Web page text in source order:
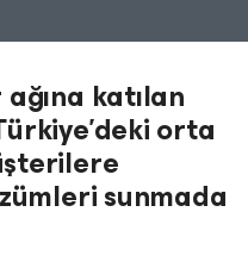
katılan
orta
sunmada